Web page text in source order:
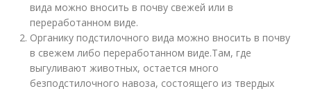
вида можно вносить в почву свежей или в
переработанном виде.
Органику подстилочного вида можно вносить в почву
в свежем либо переработанном виде.Там, где
выгуливают животных, остается много
безподстилочного навоза, состоящего из твердых